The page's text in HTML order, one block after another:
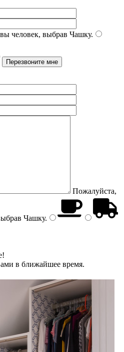
человек, выбрав Чашку.
Пожалуйста,
Чашку.
в ближайшее время.